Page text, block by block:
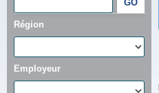
Région
Employeur